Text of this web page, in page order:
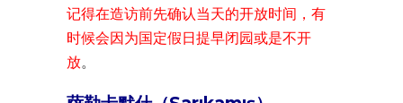
记得在造访前先确认当天的开放时间，有
时候会因为国定假日提早闭园或是不开
放。